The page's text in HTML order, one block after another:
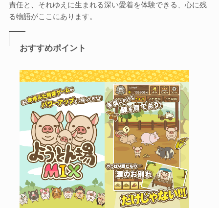
責任と、それゆえに生まれる深い愛着を体験できる、心に残
る物語がここにあります。
おすすめポイント